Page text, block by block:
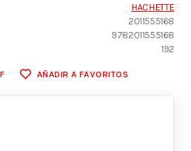
HACHETTE
2011555168
9782011555168
192
AÑADIR A FAVORITOS